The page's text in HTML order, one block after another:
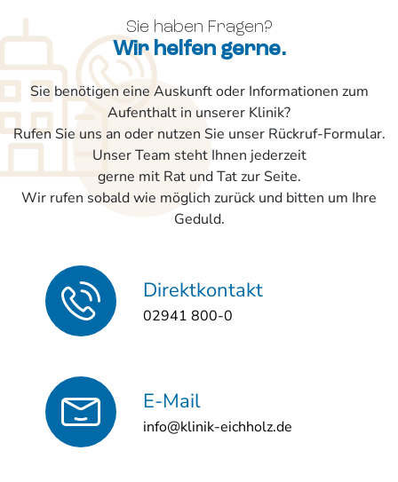
Sie haben Fragen?
Wir helfen gerne.
Sie benötigen eine Auskunft oder Informationen zum
Aufenthalt in unserer Klinik?
Rufen Sie uns an oder nutzen Sie unser Rückruf-Formular.
Unser Team steht Ihnen jederzeit
gerne mit Rat und Tat zur Seite.
Wir rufen sobald wie möglich zurück und bitten um Ihre
Geduld.
Direktkontakt
02941 800-0
E-Mail
info@klinik-eichholz.de